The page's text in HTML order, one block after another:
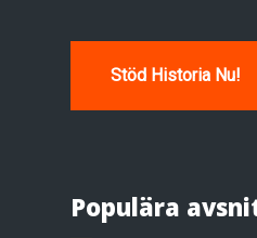
Stöd Historia Nu!
Populära